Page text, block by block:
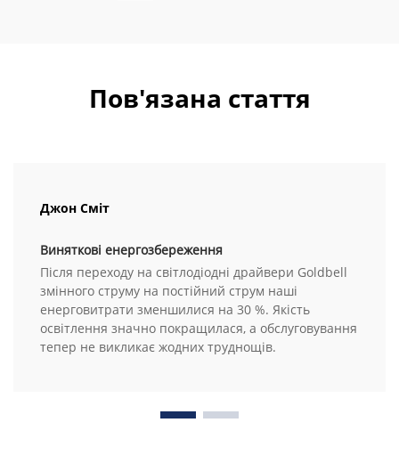
Пов'язана стаття
Джон Сміт
Виняткові енергозбереження
Після переходу на світлодіодні драйвери Goldbell
змінного струму на постійний струм наші
енерговитрати зменшилися на 30 %. Якість
освітлення значно покращилася, а обслуговування
тепер не викликає жодних труднощів.